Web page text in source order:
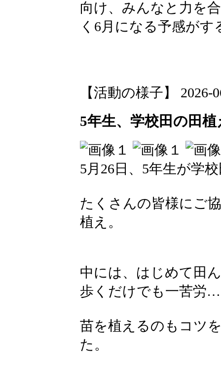
向け、みんなと力を
く6月になる予感が
【活動の様子】 2026-
5年生、学校田の田
5月26日、5年生が学
たくさんの皆様にご
植え。
中には、はじめて田
歩くだけでも一苦労
苗を植えるのもコツ
た。